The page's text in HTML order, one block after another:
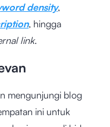
density,
, hingga
link.
mengunjungi blog
ini untuk